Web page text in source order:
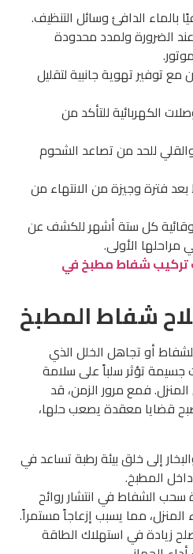
الدافئ وسائل التنظيف.
الضرورة ولمدد محدودة
توفير تهوية جانبية لتقليل
الكهربائية للتأكد من
للحد من تصاعد الشحوم
فترة وجيزة من الانتهاء من
كل ستة أشهر للكشف عن
الأولى.
شفاط مطبخ في
شفاط المطبخ
أو تجاهل الخلل الذي
تؤثر سلباً على سلامة
فمع مرور الزمن، قد
قضايا معقدة يصعب حلها،
إلى خلق بيئة رطبة تساعد في
المطبخ.
الشفاط في انتشار روائح
مما يسبب إزعاجاً مستمراً.
زيادة في استهلاك الطاقة